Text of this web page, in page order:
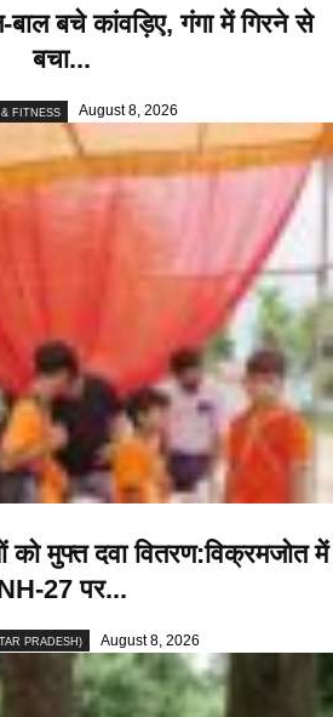
बाल बचे कांवड़िए, गंगा में गिरने से
बचा...
FITNESS August 8, 2026
को मुफ्त दवा वितरण:विक्रमजोत में
27 पर...
PRADESH) August 8, 2026